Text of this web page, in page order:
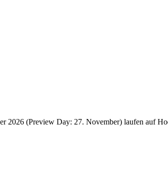
2026 (Preview Day: 27. November) laufen auf